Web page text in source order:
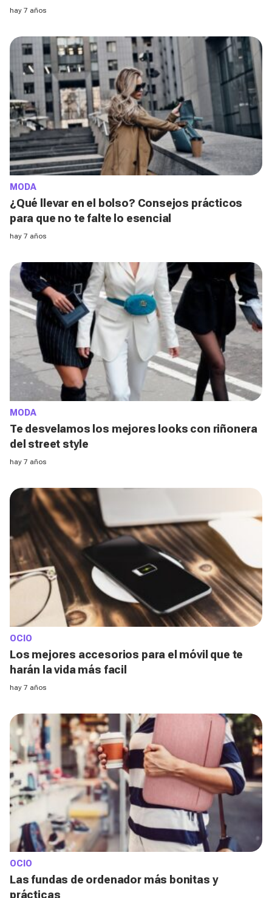
hay 7 años
MODA
¿Qué llevar en el bolso? Consejos prácticos
para que no te falte lo esencial
hay 7 años
MODA
Te desvelamos los mejores looks con riñonera
del street style
hay 7 años
OCIO
Los mejores accesorios para el móvil que te
harán la vida más facil
hay 7 años
OCIO
Las fundas de ordenador más bonitas y
prácticas